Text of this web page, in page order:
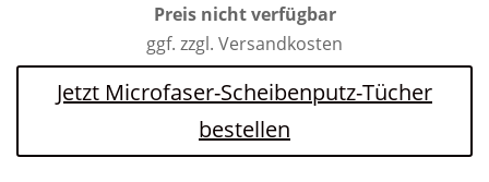
Preis nicht verfügbar
ggf. zzgl. Versandkosten
Jetzt Microfaser-Scheibenputz-Tücher
bestellen